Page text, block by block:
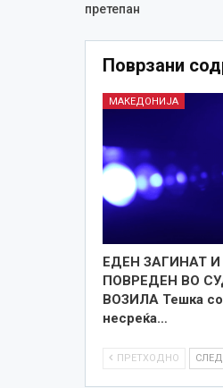
претепан
Поврзани
МАКЕДОНИЈА
ЕДЕН ЗАГИНАТ
ПОВРЕДЕН ВО
ВОЗИЛА Тешка
несреќа…
ПРЕТХОДНО